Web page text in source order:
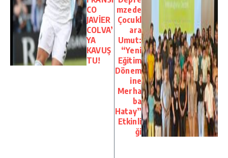
CO
JAVİER
COLVA’
YA
KAVUŞ
TU!
mzede
Çocukl
ara
Umut:
“Yeni
Eğitim
Dönem
ine
Merha
ba
Hatay”
Etkinli
ği